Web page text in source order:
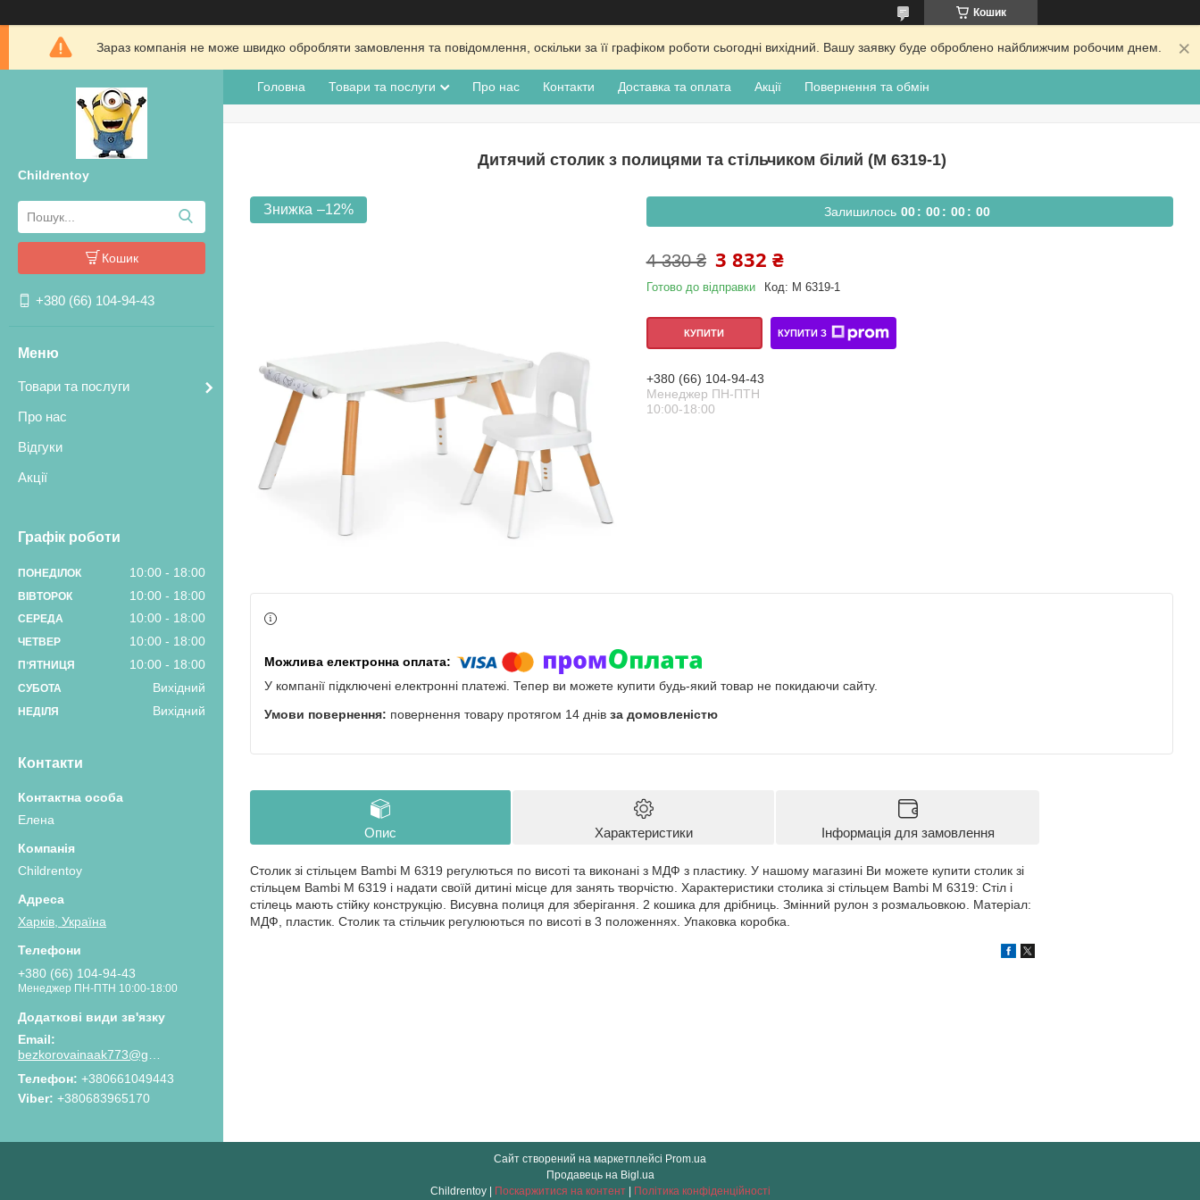
Кошик
Зараз компанія не може швидко обробляти замовлення та повідомлення, оскільки за її графіком роботи сьогодні вихідний. Вашу заявку буде оброблено найближчим робочим днем.
Childrentoy
Кошик
+380 (66) 104-94-43
Товари та послуги
Про нас
Відгуки
Акції
Графік роботи
ПОНЕДІЛОК 10:00 18:00
ВІВТОРОК 10:00 18:00
СЕРЕДА 10:00 18:00
ЧЕТВЕР 10:00 18:00
ПʼЯТНИЦЯ 10:00 18:00
СУБОТА Вихідний
НЕДІЛЯ Вихідний
Контакти
Елена
Childrentoy
Харків, Україна
+380 (66) 104-94-43
Менеджер ПН-ПТН 10:00-18:00
bezkorovainaak773@gmail.com
Телефон +380661049443
Viber +380683965170
Головна Товари та послуги Про нас Контакти Доставка та оплата Акції Повернення та обмін
Дитячий столик з полицями та стільчиком білий (M 6319-1)
–12% Залишилось 00 00 00 00
4 330 ₴ 3 832 ₴
Готово до відправки Код: M 6319-1
КУПИТИ КУПИТИ З
+380 (66) 104-94-43
Менеджер ПН-ПТН
10:00-18:00
У компанії підключені електронні платежі. Тепер ви можете купити будь-який товар не покидаючи сайту.
повернення товару протягом 14 днів за домовленістю
Опис Характеристики Інформація для замовлення
Столик зі стільцем Bambi M 6319 регулються по висоті та виконані з МДФ з пластику. У нашому магазині Ви можете купити столик зі
стільцем Bambi M 6319 і надати своїй дитині місце для занять творчістю. Характеристики столика зі стільцем Bambi M 6319: Стіл і
стілець мають стійку конструкцію. Висувна полиця для зберігання. 2 кошика для дрібниць. Змінний рулон з розмальовкою. Матеріал:
МДФ, пластик. Столик та стільчик регулюються по висоті в 3 положеннях. Упаковка коробка.
Сайт створений на маркетплейсі Prom.ua
Продавець на Bigl.ua
Поскаржитися на контент Політика конфіденційності